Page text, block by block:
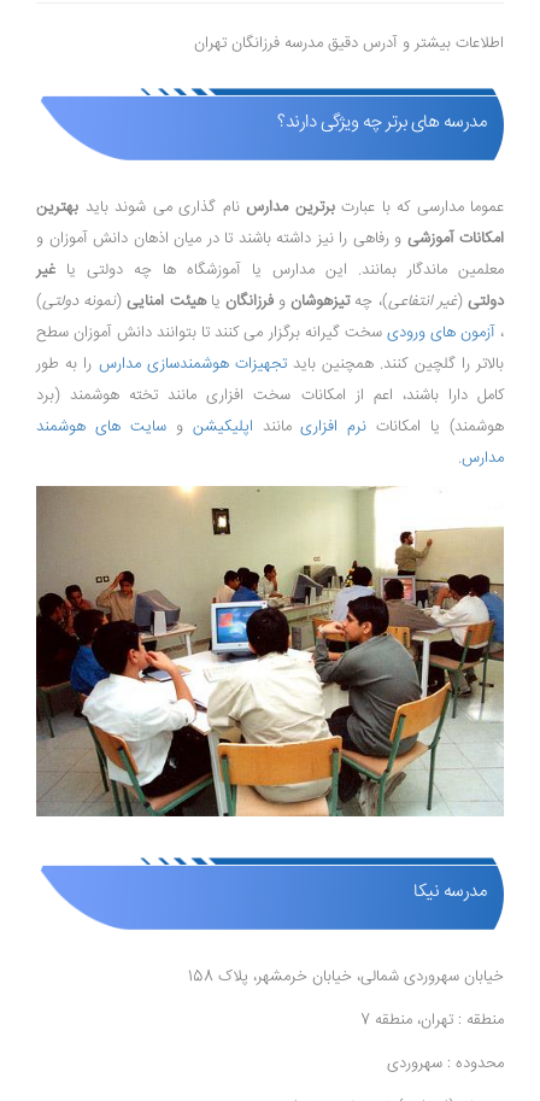
اطلاعات بیشتر و آدرس دقیق مدرسه فرزانگان تهران
مدرسه های برتر چه ویژگی دارند؟
عموما مدارسی که با عبارتبرترین مدارس نام گذاری می شوند باید بهترین
امکانات آموزشی و رفاهی را نیز داشته باشند تا در میان اذهان دانش آموزان و
معلمین ماندگار بمانند. این مدارس یا آموزشگاه ها چه دولتی یا غیر
دولتی(غیر انتفاعی)، چهتیزهوشانوفرزانگان یاهیئت امنایی(نمونه دولتی)
،آزمون های ورودی سخت گیرانه برگزار می کنند تا بتوانند دانش آموزان سطح
بالاتر را گلچین کنند. همچنین بایدتجهیزات هوشمندسازی مدارس را به طور
کامل دارا باشند، اعم از امکانات سخت افزاری مانند تخته هوشمند (برد
هوشمند) یا امکانات نرم افزاریمانند اپلیکیشن وسایت های هوشمند
مدارس.
مدرسه نیکا
خیابان سهروردی شمالی، خیابان خرمشهر، پلاک 158
منطقه : تهران، منطقه 7
محدوده : سهروردی